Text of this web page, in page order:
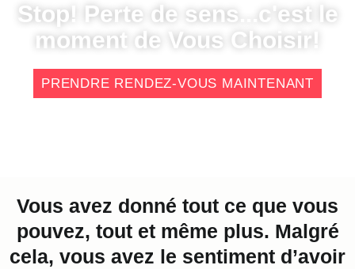
Stop! Perte de sens...c'est le
moment de Vous Choisir!
PRENDRE RENDEZ-VOUS MAINTENANT
Vous avez donné tout ce que vous
pouvez, tout et même plus. Malgré
cela, vous avez le sentiment d’avoir